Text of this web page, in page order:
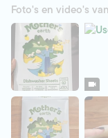
Foto's en video's